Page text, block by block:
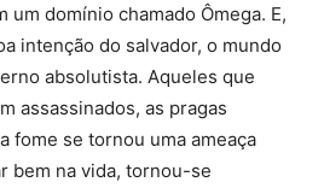
um domínio chamado Ômega. E,
intenção do salvador, o mundo
absolutista. Aqueles que
assassinados, as pragas
fome se tornou uma ameaça
bem na vida, tornou-se